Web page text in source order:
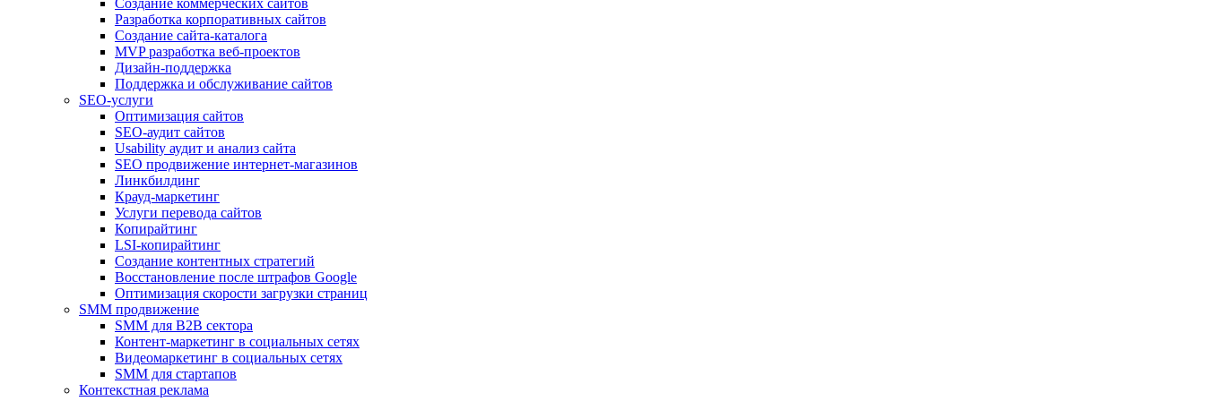
Создание коммерческих сайтов
Разработка корпоративных сайтов
Создание сайта-каталога
MVP разработка веб-проектов
Дизайн-поддержка
Поддержка и обслуживание сайтов
SEO-услуги
Оптимизация сайтов
SEO-аудит сайтов
Usability аудит и анализ сайта
SEO продвижение интернет-магазинов
Линкбилдинг
Крауд-маркетинг
Услуги перевода сайтов
Копирайтинг
LSI-копирайтинг
Создание контентных стратегий
Восстановление после штрафов Google
Оптимизация скорости загрузки страниц
SMM продвижение
SMM для B2B сектора
Контент-маркетинг в социальных сетях
Видеомаркетинг в социальных сетях
SMM для стартапов
Контекстная реклама